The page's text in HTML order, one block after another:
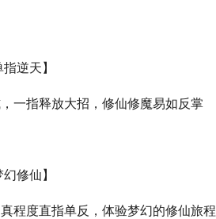
逆天】
一指释放大招，修仙修魔易如反掌
修仙】
程度直指单反，体验梦幻的修仙旅程